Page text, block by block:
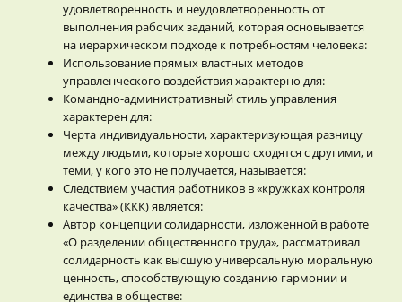
удовлетворенность и неудовлетворенность от
выполнения рабочих заданий, которая основывается
на иерархическом подходе к потребностям человека:
Использование прямых властных методов
управленческого воздействия характерно для:
Командно-административный стиль управления
характерен для:
Черта индивидуальности, характеризующая разницу
между людьми, которые хорошо сходятся с другими, и
теми, у кого это не получается, называется:
Следствием участия работников в «кружках контроля
качества» (ККК) является:
Автор концепции солидарности, изложенной в работе
«О разделении общественного труда», рассматривал
солидарность как высшую универсальную моральную
ценность, способствующую созданию гармонии и
единства в обществе: